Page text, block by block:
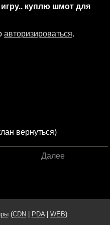
куплю шмот для
авторизироваться.
вернуться)
Далее
(CDN PDA| WEB)